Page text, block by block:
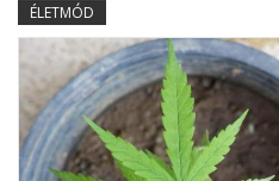
ÉLETMÓD